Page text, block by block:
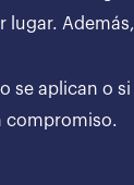
aplican o
compromiso.